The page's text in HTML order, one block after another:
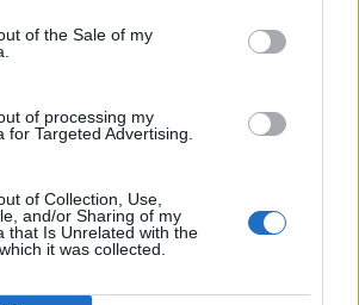
of the Sale of my
of processing my
for Targeted Advertising.
of Collection, Use,
and/or Sharing of my
that Is Unrelated with the
it was collected.
vegyesen